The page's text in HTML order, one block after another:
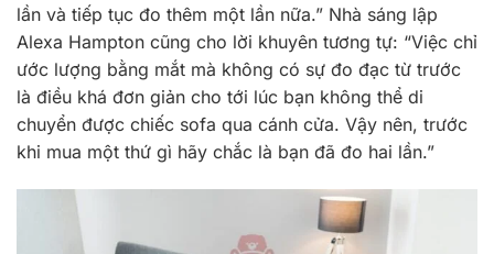
lần và tiếp tục đo thêm một lần nữa.” Nhà sáng lập
Alexa Hampton cũng cho lời khuyên tương tự: “Việc chỉ
ước lượng bằng mắt mà không có sự đo đạc từ trước
là điều khá đơn giản cho tới lúc bạn không thể di
chuyển được chiếc sofa qua cánh cửa. Vậy nên, trước
khi mua một thứ gì hãy chắc là bạn đã đo hai lần.”